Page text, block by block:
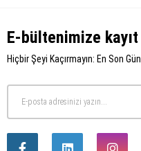
E-bültenimize
Hiçbir Şeyi Kaçırmayın: En Son